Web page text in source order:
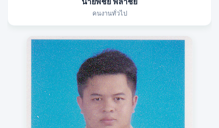
คนงานทั่วไป